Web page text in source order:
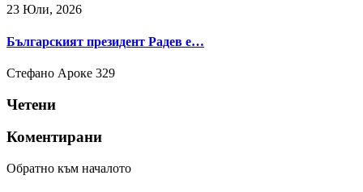
23 Юли, 2026
Българският президент Радев е…
Стефано Ароке 329
Четени
Коментирани
Обратно към началото